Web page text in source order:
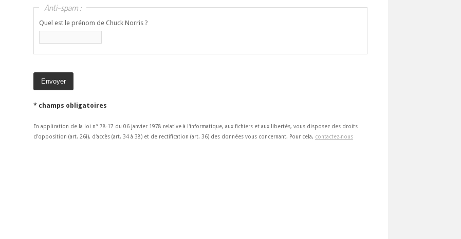
Anti-spam :
Quel est le prénom de Chuck Norris ?
* champs obligatoires
En application de la loi n° 78-17 du 06 janvier 1978 relative à l'informatique, aux fichiers et aux libertés, vous disposez des droits
d'opposition (art. 26i), d'accès (art. 34 à 38) et de rectification (art. 36) des données vous concernant. Pour cela, contactez-nous